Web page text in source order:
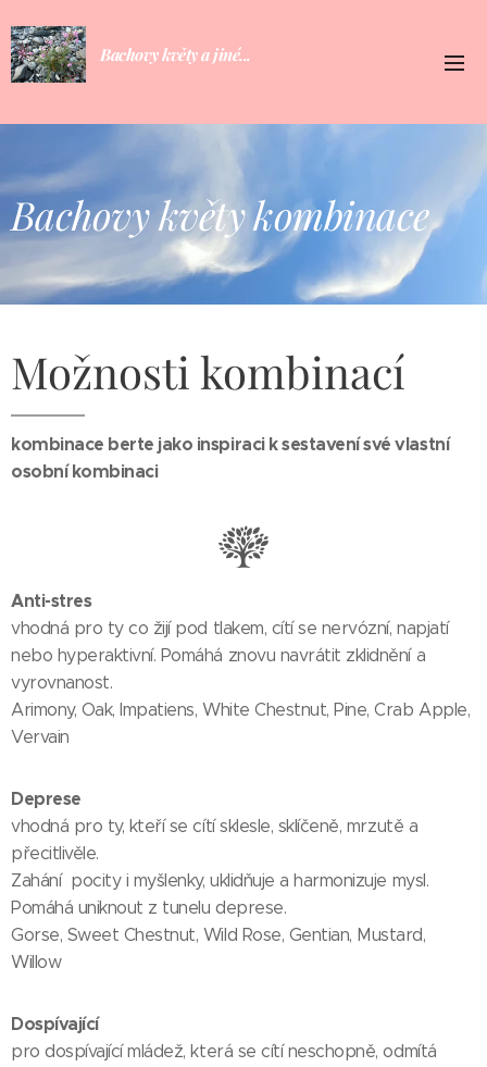
Bachovy květy a jiné...
Bachovy květy kombinace
Možnosti kombinací
kombinace berte jako inspiraci k sestavení své vlastní
osobní kombinaci
Anti-stres
vhodná pro ty co žijí pod tlakem, cítí se nervózní, napjatí
nebo hyperaktivní. Pomáhá znovu navrátit zklidnění a
vyrovnanost.
Arimony, Oak, Impatiens, White Chestnut, Pine, Crab Apple,
Vervain
Deprese
vhodná pro ty, kteří se cítí sklesle, sklíčeně, mrzutě a
přecitlivěle.
Zahání pocity i myšlenky, uklidňuje a harmonizuje mysl.
Pomáhá uniknout z tunelu deprese.
Gorse, Sweet Chestnut, Wild Rose, Gentian, Mustard,
Willow
Dospívající
pro dospívající mládež, která se cítí neschopně, odmítá